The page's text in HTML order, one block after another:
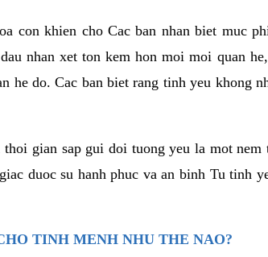
con khien cho Cac ban nhan biet muc
nhan xet ton kem hon moi moi quan
he do. Cac ban biet rang tinh yeu khong
gian sap gui doi tuong yeu la mot
duoc su hanh phuc va an binh Tu tinh
TINH MENH NHU THE NAO?